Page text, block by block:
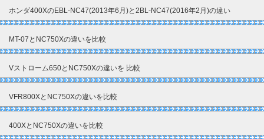
ホンダ400XのEBL-NC47(2013年6月)と2BL-NC47(2016年2月)の違い
MT-07とNC750Xの違いを比較
Vストローム650とNC750Xの違いを 比較
VFR800XとNC750Xの違いを比較
400XとNC750Xの違いを比較